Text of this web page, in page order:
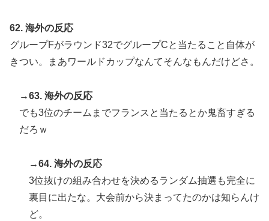
62. 海外の反応
グループFがラウンド32でグループCと当たること自体が
きつい。まあワールドカップなんてそんなもんだけどさ。
→63. 海外の反応
でも3位のチームまでフランスと当たるとか鬼畜すぎる
だろｗ
→64. 海外の反応
3位抜けの組み合わせを決めるランダム抽選も完全に
裏目に出たな。大会前から決まってたのかは知らんけ
ど。